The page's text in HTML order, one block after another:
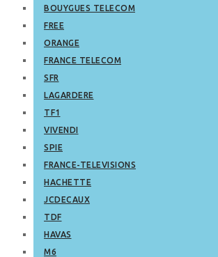
BOUYGUES TELECOM
FREE
ORANGE
FRANCE TELECOM
SFR
LAGARDERE
TF1
VIVENDI
SPIE
FRANCE-TELEVISIONS
HACHETTE
JCDECAUX
TDF
HAVAS
M6